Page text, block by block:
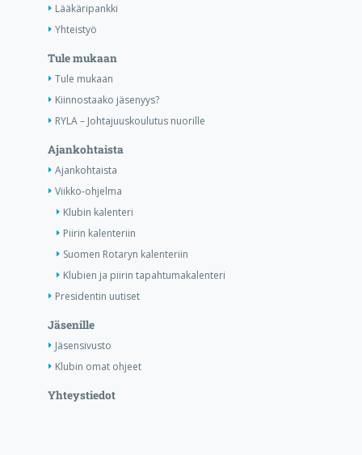
Lääkäripankki
Yhteistyö
Tule mukaan
Tule mukaan
Kiinnostaako jäsenyys?
RYLA – Johtajuuskoulutus nuorille
Ajankohtaista
Ajankohtaista
Viikko-ohjelma
Klubin kalenteri
Piirin kalenteriin
Suomen Rotaryn kalenteriin
Klubien ja piirin tapahtumakalenteri
Presidentin uutiset
Jäsenille
Jäsensivusto
Klubin omat ohjeet
Yhteystiedot